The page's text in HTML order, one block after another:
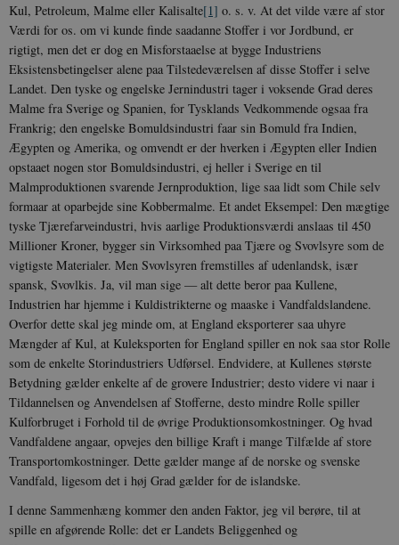
Kul, Petroleum, Malme eller Kalisalte[1] o. s. v. At det vilde være af stor
Værdi for os. om vi kunde finde saadanne Stoffer i vor Jordbund, er
rigtigt, men det er dog en Misforstaaelse at bygge Industriens
Eksistensbetingelser alene paa Tilstedeværelsen af disse Stoffer i selve
Landet. Den tyske og engelske Jernindustri tager i voksende Grad deres
Malme fra Sverige og Spanien, for Tysklands Vedkommende ogsaa fra
Frankrig; den engelske Bomuldsindustri faar sin Bomuld fra Indien,
Ægypten og Amerika, og omvendt er der hverken i Ægypten eller Indien
opstaaet nogen stor Bomuldsindustri, ej heller i Sverige en til
Malmproduktionen svarende Jernproduktion, lige saa lidt som Chile selv
formaar at oparbejde sine Kobbermalme. Et andet Eksempel: Den mægtige
tyske Tjærefarveindustri, hvis aarlige Produktionsværdi anslaas til 450
Millioner Kroner, bygger sin Virksomhed paa Tjære og Svovlsyre som de
vigtigste Materialer. Men Svovlsyren fremstilles af udenlandsk, især
spansk, Svovlkis. Ja, vil man sige — alt dette beror paa Kullene,
Industrien har hjemme i Kuldistrikterne og maaske i Vandfaldslandene.
Overfor dette skal jeg minde om, at England eksporterer saa uhyre
Mængder af Kul, at Kuleksporten for England spiller en nok saa stor Rolle
som de enkelte Storindustriers Udførsel. Endvidere, at Kullenes største
Betydning gælder enkelte af de grovere Industrier; desto videre vi naar i
Tildannelsen og Anvendelsen af Stofferne, desto mindre Rolle spiller
Kulforbruget i Forhold til de øvrige Produktionsomkostninger. Og hvad
Vandfaldene angaar, opvejes den billige Kraft i mange Tilfælde af store
Transportomkostninger. Dette gælder mange af de norske og svenske
Vandfald, ligesom det i høj Grad gælder for de islandske.
I denne Sammenhæng kommer den anden Faktor, jeg vil berøre, til at
spille en afgørende Rolle: det er Landets Beliggenhed og